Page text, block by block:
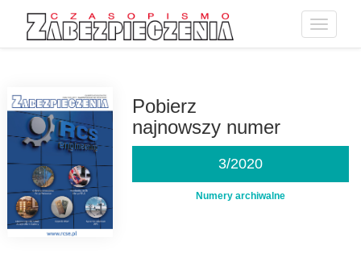
Toggle
Pobierz
najnowszy numer
3/2020
Numery archiwalne